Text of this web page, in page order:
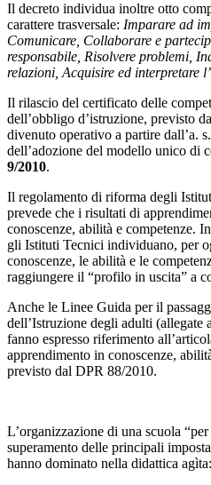
Il decreto individua inoltre otto
carattere trasversale: Imparare ad
Comunicare, Collaborare e
responsabile, Risolvere problemi,
relazioni, Acquisire ed interpretare
Il rilascio del certificato delle
dell’obbligo d’istruzione, previsto
divenuto operativo a partire dall’a.
dell’adozione del modello unico di
9/2010.
Il regolamento di riforma degli
prevede che i risultati di
conoscenze, abilità e competenze.
gli Istituti Tecnici individuano, per
conoscenze, le abilità e le
raggiungere il “profilo in uscita” a
Anche le Linee Guida per il
dell’Istruzione degli adulti
fanno espresso riferimento
apprendimento in conoscenze,
previsto dal DPR 88/2010.
L’organizzazione di una scuola
superamento delle principali
hanno dominato nella didattica agìta: